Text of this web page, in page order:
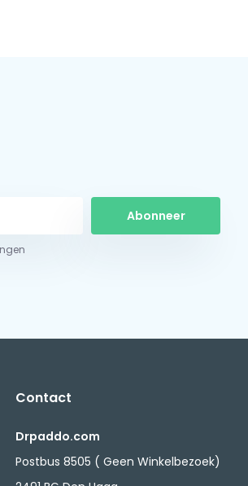
Abonneer
Contact
Drpaddo.com
Postbus 8505 ( Geen Winkelbezoek)